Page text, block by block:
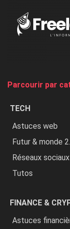
Parcourir par
TECH
Astuces web
Futur & monde
Réseaux sociaux
Tutos
FINANCE &
Astuces